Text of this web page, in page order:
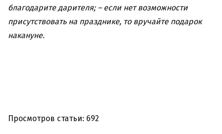
благодарите дарителя; – если нет возможности
присутствовать на празднике, то вручайте подарок
накануне.
Просмотров статьи: 692